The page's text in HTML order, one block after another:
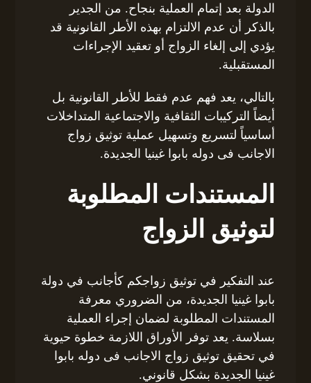
الدولة بعد إتمام العملية بنجاح. من الجدير
بالذكر أن عدم الالتزام بهذه الأطر القانونية قد
يؤدي إلى إلغاء الزواج أو تعقيد الإجراءات
المستقبلية.
بالتالي، يعد فهم عدم فقط للأطر القانونية بل
أيضاً التركيبات الثقافية والاجتماعية المتداخلات
أساسياً لتسريع وتسهيل عملية توثيق زواج
الاجانب فى دوله بابوا غينيا الجديدة.
المستندات المطلوبة
لتوثيق الزواج
عند التفكير في توثيق زواجكم كأجانب في دولة
بابوا غينيا الجديدة، من الضروري معرفة
المستندات المطلوبة لضمان إجراء العملية
بسلاسة. يعد توفر الأوراق اللازمة خطوة حيوية
في تحقيق توثيق زواج الاجانب فى دوله بابوا
غينيا الجديدة بشكل قانوني.